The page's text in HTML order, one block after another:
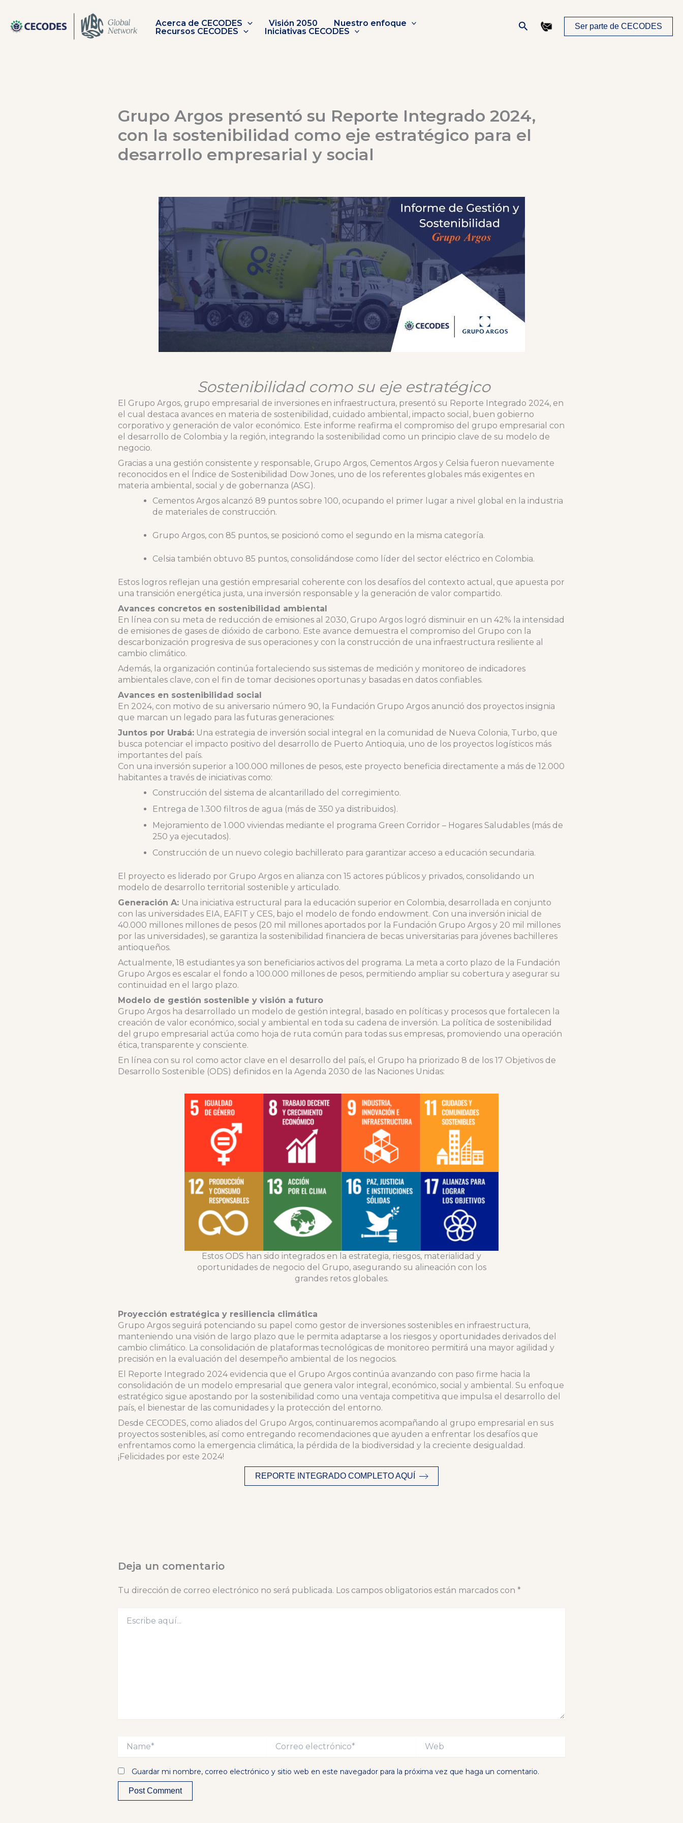
contenido
Acerca de CECODES Visión 2050
Nuestro enfoque
Recursos CECODES
Iniciativas CECODES Buscar Ser parte de CECODES
Grupo Argos presentó su Reporte Integrado 2024,
con la sostenibilidad como eje estratégico para el
desarrollo empresarial y social
Sostenibilidad como su eje estratégico
El Grupo Argos, grupo empresarial de inversiones en infraestructura, presentó su Reporte Integrado 2024, en
el cual destaca avances en materia de sostenibilidad, cuidado ambiental, impacto social, buen gobierno
corporativo y generación de valor económico. Este informe reafirma el compromiso del grupo empresarial con
el desarrollo de Colombia y la región, integrando la sostenibilidad como un principio clave de su modelo de
negocio.
Gracias a una gestión consistente y responsable, Grupo Argos, Cementos Argos y Celsia fueron nuevamente
reconocidos en el Índice de Sostenibilidad Dow Jones, uno de los referentes globales más exigentes en
materia ambiental, social y de gobernanza (ASG).
Cementos Argos alcanzó 89 puntos sobre 100, ocupando el primer lugar a nivel global en la industria
de materiales de construcción.
Grupo Argos, con 85 puntos, se posicionó como el segundo en la misma categoría.
Celsia también obtuvo 85 puntos, consolidándose como líder del sector eléctrico en Colombia.
Estos logros reflejan una gestión empresarial coherente con los desafíos del contexto actual, que apuesta por
una transición energética justa, una inversión responsable y la generación de valor compartido.
Avances concretos en sostenibilidad ambiental
En línea con su meta de reducción de emisiones al 2030, Grupo Argos logró disminuir en un 42% la intensidad
de emisiones de gases de dióxido de carbono. Este avance demuestra el compromiso del Grupo con la
descarbonización progresiva de sus operaciones y con la construcción de una infraestructura resiliente al
cambio climático.
Además, la organización continúa fortaleciendo sus sistemas de medición y monitoreo de indicadores
ambientales clave, con el fin de tomar decisiones oportunas y basadas en datos confiables.
Avances en sostenibilidad social
En 2024, con motivo de su aniversario número 90, la Fundación Grupo Argos anunció dos proyectos insignia
que marcan un legado para las futuras generaciones:
Juntos por Urabá: Una estrategia de inversión social integral en la comunidad de Nueva Colonia, Turbo, que
busca potenciar el impacto positivo del desarrollo de Puerto Antioquia, uno de los proyectos logísticos más
importantes del país.
Con una inversión superior a 100.000 millones de pesos, este proyecto beneficia directamente a más de 12.000
habitantes a través de iniciativas como:
Construcción del sistema de alcantarillado del corregimiento.
Entrega de 1.300 filtros de agua (más de 350 ya distribuidos).
Mejoramiento de 1.000 viviendas mediante el programa Green Corridor – Hogares Saludables (más de
250 ya ejecutados).
Construcción de un nuevo colegio bachillerato para garantizar acceso a educación secundaria.
El proyecto es liderado por Grupo Argos en alianza con 15 actores públicos y privados, consolidando un
modelo de desarrollo territorial sostenible y articulado.
Generación A: Una iniciativa estructural para la educación superior en Colombia, desarrollada en conjunto
con las universidades EIA, EAFIT y CES, bajo el modelo de fondo endowment. Con una inversión inicial de
40.000 millones millones de pesos (20 mil millones aportados por la Fundación Grupo Argos y 20 mil millones
por las universidades), se garantiza la sostenibilidad financiera de becas universitarias para jóvenes bachilleres
antioqueños.
Actualmente, 18 estudiantes ya son beneficiarios activos del programa. La meta a corto plazo de la Fundación
Grupo Argos es escalar el fondo a 100.000 millones de pesos, permitiendo ampliar su cobertura y asegurar su
continuidad en el largo plazo.
Modelo de gestión sostenible y visión a futuro
Grupo Argos ha desarrollado un modelo de gestión integral, basado en políticas y procesos que fortalecen la
creación de valor económico, social y ambiental en toda su cadena de inversión. La política de sostenibilidad
del grupo empresarial actúa como hoja de ruta común para todas sus empresas, promoviendo una operación
ética, transparente y consciente.
En línea con su rol como actor clave en el desarrollo del país, el Grupo ha priorizado 8 de los 17 Objetivos de
Desarrollo Sostenible (ODS) definidos en la Agenda 2030 de las Naciones Unidas:
Estos ODS han sido integrados en la estrategia, riesgos, materialidad y
oportunidades de negocio del Grupo, asegurando su alineación con los
grandes retos globales.
Proyección estratégica y resiliencia climática
Grupo Argos seguirá potenciando su papel como gestor de inversiones sostenibles en infraestructura,
manteniendo una visión de largo plazo que le permita adaptarse a los riesgos y oportunidades derivados del
cambio climático. La consolidación de plataformas tecnológicas de monitoreo permitirá una mayor agilidad y
precisión en la evaluación del desempeño ambiental de los negocios.
El Reporte Integrado 2024 evidencia que el Grupo Argos continúa avanzando con paso firme hacia la
consolidación de un modelo empresarial que genera valor integral, económico, social y ambiental. Su enfoque
estratégico sigue apostando por la sostenibilidad como una ventaja competitiva que impulsa el desarrollo del
país, el bienestar de las comunidades y la protección del entorno.
Desde CECODES, como aliados del Grupo Argos, continuaremos acompañando al grupo empresarial en sus
proyectos sostenibles, así como entregando recomendaciones que ayuden a enfrentar los desafíos que
enfrentamos como la emergencia climática, la pérdida de la biodiversidad y la creciente desigualdad.
¡Felicidades por este 2024!
REPORTE INTEGRADO COMPLETO AQUÍ
Deja un comentario
Tu dirección de correo electrónico no será publicada. Los campos obligatorios están marcados con *
aquí...
Name*
Correo
electrónico*
Web
Guardar mi nombre, correo electrónico y sitio web en este navegador para la próxima vez que haga un comentario.